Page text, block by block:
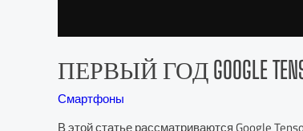
ПЕРВЫЙ ГОД GOOGLE
Смартфоны